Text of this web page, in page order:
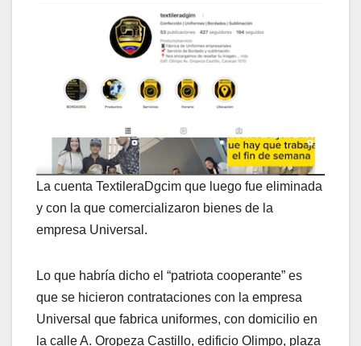
La cuenta TextileraDgcim que luego fue eliminada
y con la que comercializaron bienes de la
empresa Universal.
Lo que habría dicho el “patriota cooperante” es
que se hicieron contrataciones con la empresa
Universal que fabrica uniformes, con domicilio en
la calle A. Oropeza Castillo, edificio Olimpo, plaza